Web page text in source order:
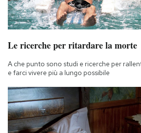
Le ricerche per ritardare la morte
A che punto sono studi e ricerche per
e farci vivere più a lungo possibile